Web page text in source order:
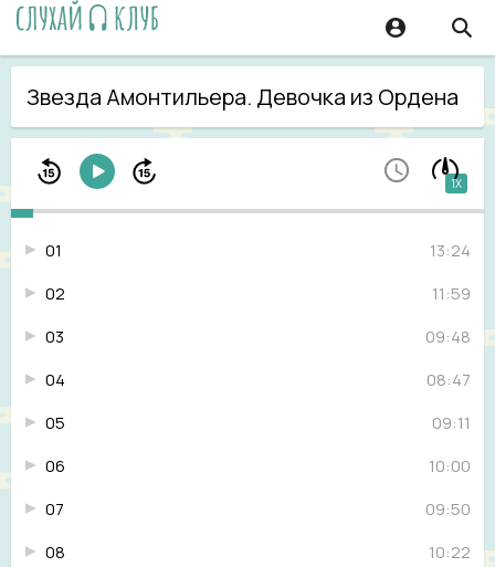
Звезда Амонтильера. Девочка из Ордена
1X
13:24
01
11:59
02
09:48
03
08:47
04
09:11
05
10:00
06
09:50
07
10:22
08